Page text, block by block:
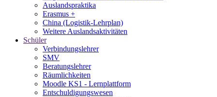
Auslandspraktika
Erasmus +
China (Logistik-Lehrplan)
Weitere Auslandsaktivitäten
Schüler
Verbindungslehrer
SMV
Beratungslehrer
Räumlichkeiten
Moodle KS1 - Lernplattform
Entschuldigungswesen